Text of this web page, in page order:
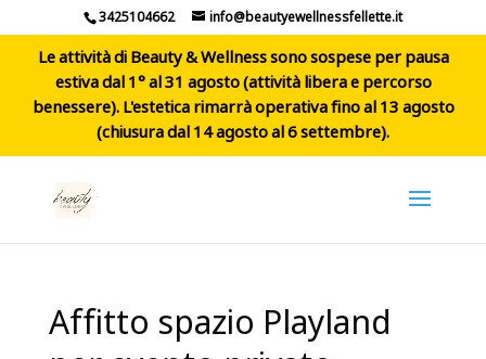
3425104662 info@beautyewellnessfellette.it
Le attività di Beauty & Wellness sono sospese per pausa
estiva dal 1° al 31 agosto (attività libera e percorso
benessere). L'estetica rimarrà operativa fino al 13 agosto
(chiusura dal 14 agosto al 6 settembre).
Affitto spazio Playland